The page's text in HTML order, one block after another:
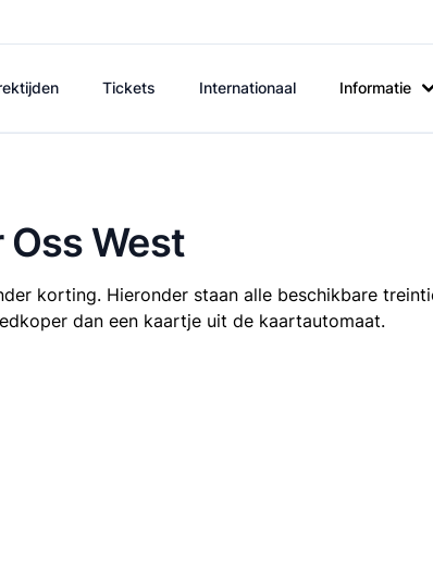
Tickets Internationaal Informatie
West
korting. Hieronder staan alle beschikbare
dan een kaartje uit de kaartautomaat.